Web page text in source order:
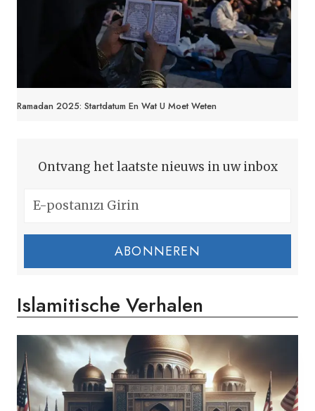
Ramadan 2025: Startdatum En Wat U Moet Weten
Ontvang het laatste nieuws in uw inbox
ABONNEREN
Islamitische Verhalen